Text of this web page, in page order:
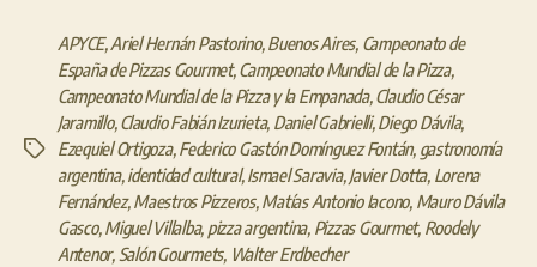
Etiquetas
APYCE,Ariel Hernán Pastorino,Buenos Aires, Campeonato de
España de Pizzas Gourmet,Campeonato Mundial de la Pizza,
Campeonato Mundial de la Pizza y la Empanada,Claudio César
Jaramillo,Claudio Fabián Izurieta, Daniel Gabrielli,Diego Dávila,
Ezequiel Ortigoza,Federico Gastón Domínguez Fontán, gastronomía
argentina,identidad cultural,Ismael Saravia,Javier Dotta, Lorena
Fernández,Maestros Pizzeros,Matías Antonio Iacono, Mauro Dávila
Gasco,Miguel Villalba, pizza argentina, Pizzas Gourmet, Roodely
Antenor, Salón Gourmets, Walter Erdbecher